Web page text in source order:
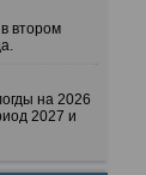
втором
на 2026
2027 и